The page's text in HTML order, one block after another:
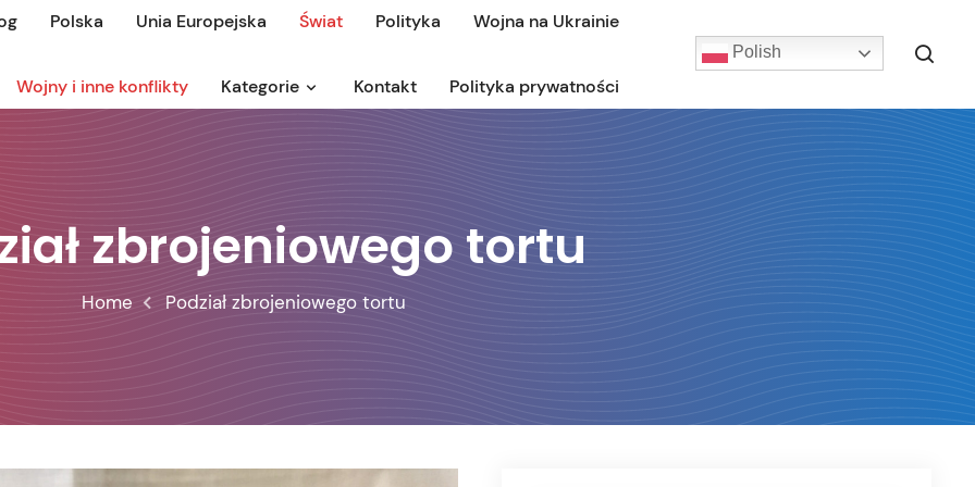
Polska Unia Europejska Świat Polityka Wojna na Ukrainie
Wojny i inne konflikty Kategorie Kontakt Polityka prywatności
Polish
zbrojeniowego tortu
Home Podział zbrojeniowego tortu